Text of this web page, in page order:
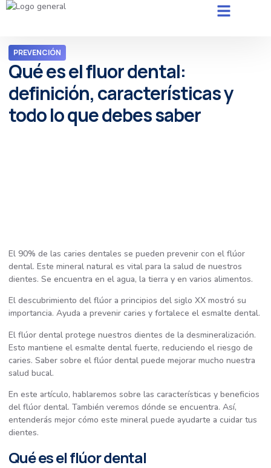
PREVENCIÓN
Qué es el fluor dental:
definición, características y
todo lo que debes saber
El 90% de las caries dentales se pueden prevenir con el flúor
dental. Este mineral natural es vital para la salud de nuestros
dientes. Se encuentra en el agua, la tierra y en varios alimentos.
El descubrimiento del flúor a principios del siglo XX mostró su
importancia. Ayuda a prevenir caries y fortalece el esmalte dental.
El flúor dental protege nuestros dientes de la desmineralización.
Esto mantiene el esmalte dental fuerte, reduciendo el riesgo de
caries. Saber sobre el flúor dental puede mejorar mucho nuestra
salud bucal.
En este artículo, hablaremos sobre las características y beneficios
del flúor dental. También veremos dónde se encuentra. Así,
entenderás mejor cómo este mineral puede ayudarte a cuidar tus
dientes.
Qué es el flúor dental